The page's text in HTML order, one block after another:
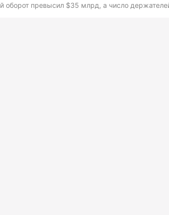
оборот превысил $35 млрд, а число